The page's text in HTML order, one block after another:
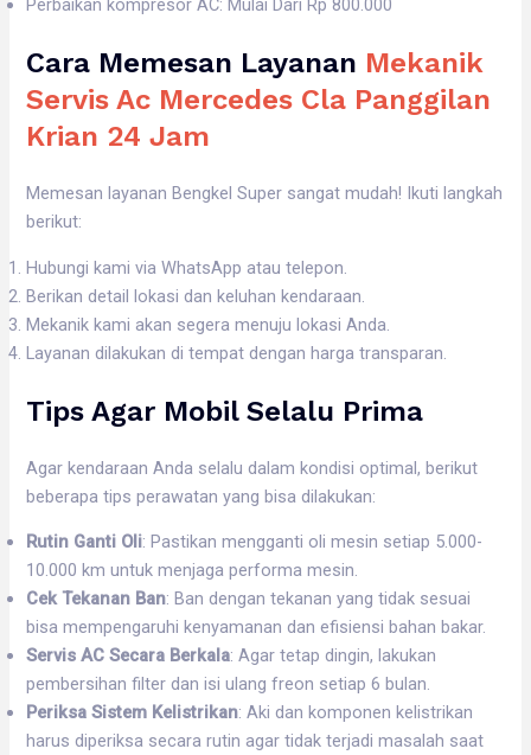
Perbaikan kompresor AC: Mulai Dari Rp 800.000
Cara Memesan Layanan Mekanik
Servis Ac Mercedes Cla Panggilan
Krian 24 Jam
Memesan layanan Bengkel Super sangat mudah! Ikuti langkah
berikut:
Hubungi kami via WhatsApp atau telepon.
Berikan detail lokasi dan keluhan kendaraan.
Mekanik kami akan segera menuju lokasi Anda.
Layanan dilakukan di tempat dengan harga transparan.
Tips Agar Mobil Selalu Prima
Agar kendaraan Anda selalu dalam kondisi optimal, berikut
beberapa tips perawatan yang bisa dilakukan:
Rutin Ganti Oli: Pastikan mengganti oli mesin setiap 5.000-
10.000 km untuk menjaga performa mesin.
Cek Tekanan Ban: Ban dengan tekanan yang tidak sesuai
bisa mempengaruhi kenyamanan dan efisiensi bahan bakar.
Servis AC Secara Berkala: Agar tetap dingin, lakukan
pembersihan filter dan isi ulang freon setiap 6 bulan.
Periksa Sistem Kelistrikan: Aki dan komponen kelistrikan
harus diperiksa secara rutin agar tidak terjadi masalah saat